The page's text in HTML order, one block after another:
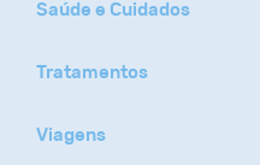
Saúde e Cuidados
Tratamentos
Viagens